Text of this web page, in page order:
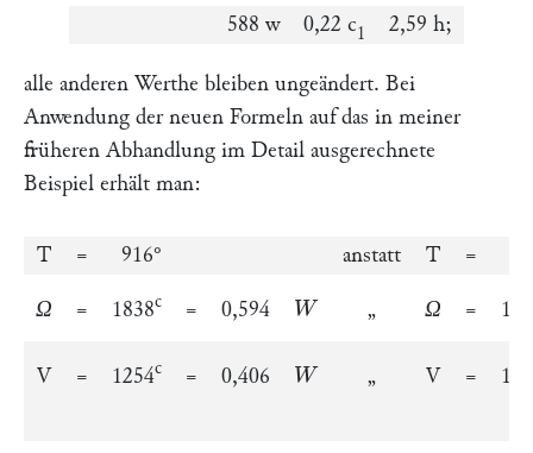
588 w 0,22 c1 2,59 h;
alle anderen Werthe bleiben ungeändert. Bei
Anwendung der neuen Formeln auf das in meiner
früheren Abhandlung im Detail ausgerechnete
Beispiel erhält man:
T = 916° anstatt T =
Ω = 1838c = 0,594 \frakfamily
„ Ω =
V = 1254c = 0,406 \frakfamily
„ V =